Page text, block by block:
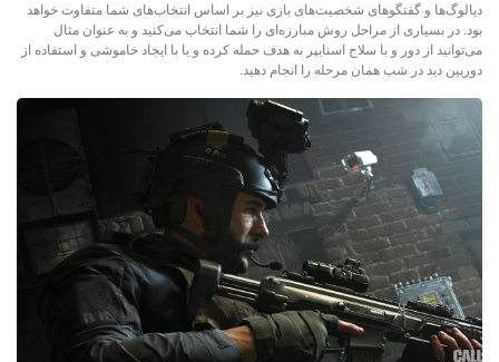
دیالوگ‌ها و گفتگوهای شخصیت‌های بازی نیز بر اساس انتخاب‌های شما متفاوت خواهد
بود. در بسیاری از مراحل روش مبارزه‌ای را شما انتخاب می‌کنید و به عنوان مثال
می‌توانید از دور و با سلاح اسنایپر به هدف حمله کرده و یا با ایجاد خاموشی و استفاده از
دوربین دید در شب همان مرحله را انجام دهید.